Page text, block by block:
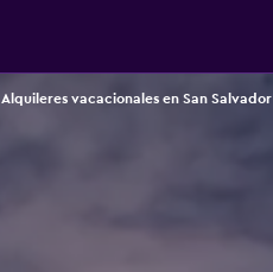
Alquileres vacacionales en San Salvador